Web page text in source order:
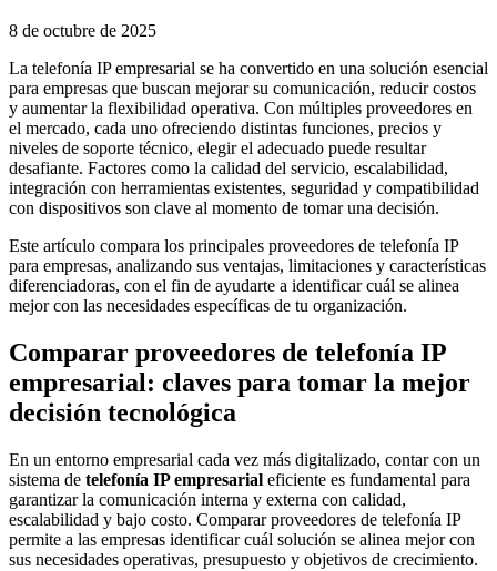
8 de octubre de 2025
La telefonía IP empresarial se ha convertido en una solución esencial
para empresas que buscan mejorar su comunicación, reducir costos
y aumentar la flexibilidad operativa. Con múltiples proveedores en
el mercado, cada uno ofreciendo distintas funciones, precios y
niveles de soporte técnico, elegir el adecuado puede resultar
desafiante. Factores como la calidad del servicio, escalabilidad,
integración con herramientas existentes, seguridad y compatibilidad
con dispositivos son clave al momento de tomar una decisión.
Este artículo compara los principales proveedores de telefonía IP
para empresas, analizando sus ventajas, limitaciones y características
diferenciadoras, con el fin de ayudarte a identificar cuál se alinea
mejor con las necesidades específicas de tu organización.
Comparar proveedores de telefonía IP
empresarial: claves para tomar la mejor
decisión tecnológica
En un entorno empresarial cada vez más digitalizado, contar con un
sistema de telefonía IP empresarial eficiente es fundamental para
garantizar la comunicación interna y externa con calidad,
escalabilidad y bajo costo. Comparar proveedores de telefonía IP
permite a las empresas identificar cuál solución se alinea mejor con
sus necesidades operativas, presupuesto y objetivos de crecimiento.